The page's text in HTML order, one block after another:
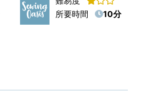
所要時間
10分